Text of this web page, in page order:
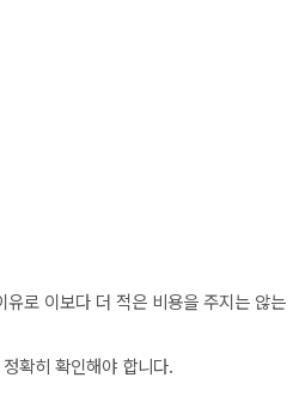
로 이보다 더 적은 비용을 주지는 않는
확히 확인해야 합니다.